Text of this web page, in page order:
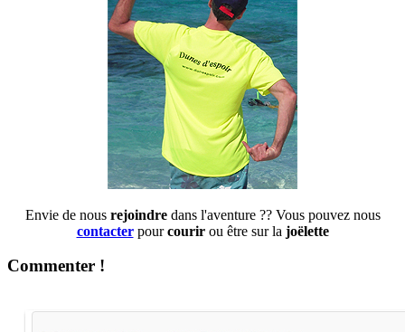
Envie de nous rejoindre dans l'aventure ?? Vous pouvez nous
contacterpourcourir ou être sur la joëlette
Commenter !